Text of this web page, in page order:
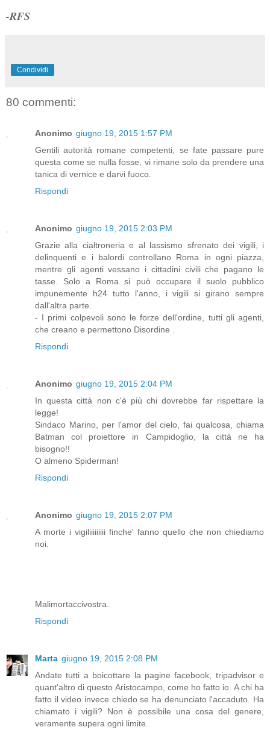
-RFS
Condividi
80 commenti:
Anonimo giugno 19, 2015 1:57 PM
Gentili autorità romane competenti, se fate passare pure
questa come se nulla fosse, vi rimane solo da prendere una
tanica di vernice e darvi fuoco.
Rispondi
Anonimo giugno 19, 2015 2:03 PM
Grazie alla cialtroneria e al lassismo sfrenato dei vigili, i
delinquenti e i balordi controllano Roma in ogni piazza,
mentre gli agenti vessano i cittadini civili che pagano le
tasse. Solo a Roma si può occupare il suolo pubblico
impunemente h24 tutto l'anno, i vigili si girano sempre
dall'altra parte.
- I primi colpevoli sono le forze dell'ordine, tutti gli agenti,
che creano e permettono Disordine .
Rispondi
Anonimo giugno 19, 2015 2:04 PM
In questa città non c'è più chi dovrebbe far rispettare la
legge!
Sindaco Marino, per l'amor del cielo, fai qualcosa, chiama
Batman col proiettore in Campidoglio, la città ne ha
bisogno!!
O almeno Spiderman!
Rispondi
Anonimo giugno 19, 2015 2:07 PM
A morte i vigiliiiiiiiii finche' fanno quello che non chiediamo
noi.
Malimortaccivostra.
Rispondi
Marta giugno 19, 2015 2:08 PM
Andate tutti a boicottare la pagine facebook, tripadvisor e
quant'altro di questo Aristocampo, come ho fatto io. A chi ha
fatto il video invece chiedo se ha denunciato l'accaduto. Ha
chiamato i vigili? Non è possibile una cosa del genere,
veramente supera ogni limite.